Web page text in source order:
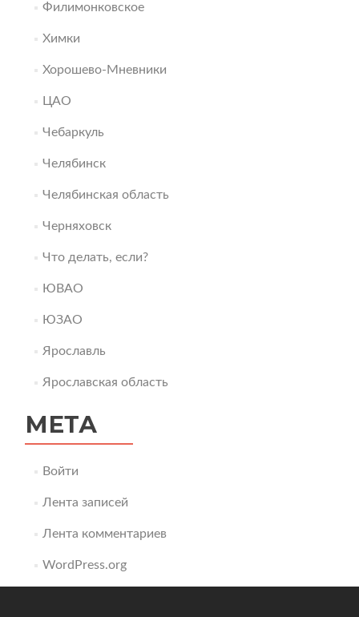
Филимонковское
Химки
Хорошево-Мневники
ЦАО
Чебаркуль
Челябинск
Челябинская область
Черняховск
Что делать, если?
ЮВАО
ЮЗАО
Ярославль
Ярославская область
МЕТА
Войти
Лента записей
Лента комментариев
WordPress.org